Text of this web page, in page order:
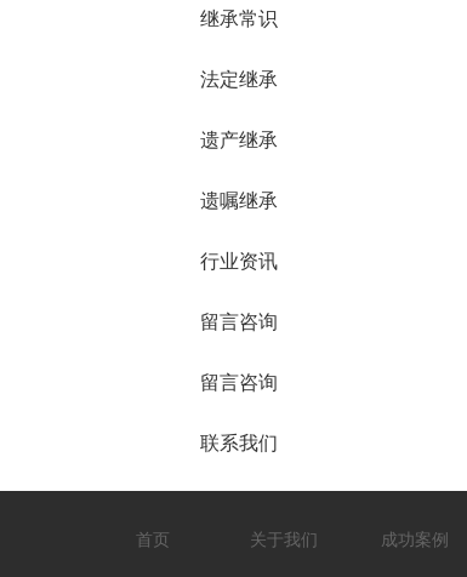
继承常识
法定继承
遗产继承
遗嘱继承
行业资讯
留言咨询
留言咨询
联系我们
首页 关于我们 成功案例